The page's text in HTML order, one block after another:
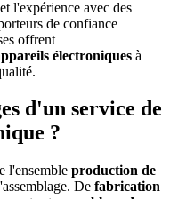
l'expérience avec des
de confiance
offrent
électroniques à
d'un service de
?
l'ensemble production de
De fabrication